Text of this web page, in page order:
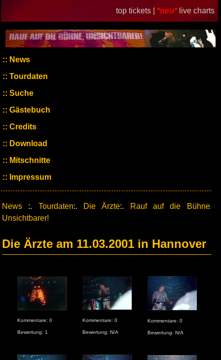
top tickets | *neu* live charts
News
Tourdaten
Suche
Gästebuch
Credits
Download
Mitschnitte
Impressum
News :. Tourdaten:. Die Ärzte:.
Rauf auf die Bühne,
Unsichtbarer!
Die Ärzte am 11.03.2001 in Hannover
Kommentare: 0
Bewertung: 1
Kommentare: 0
Bewertung: N/A
Kommentare: 0
Bewertung: N/A